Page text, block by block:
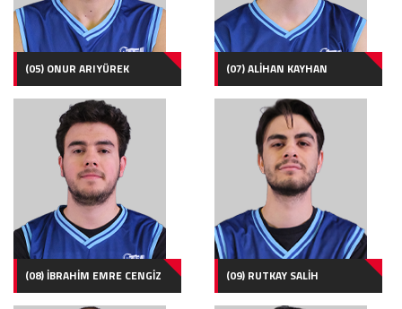
(05) ONUR ARIYÜREK (07) ALİHAN KAYHAN
(08) İBRAHİM EMRE CENGİZ (09) RUTKAY SALİH